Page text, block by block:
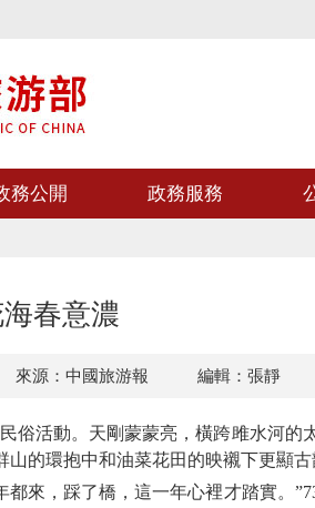
務公開 政務服務
春意濃
來源：中國旅游報 編輯：張靜
活動。天剛蒙蒙亮，橫跨雎水河的
的環抱中和油菜花田的映襯下更顯古
，踩了橋，這一年心裡才踏實。